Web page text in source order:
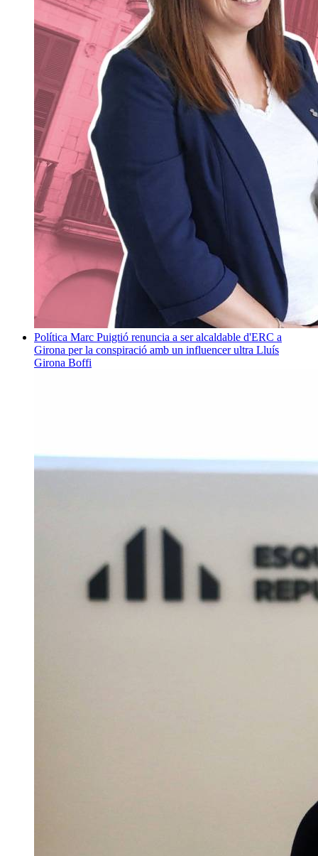
Política Marc Puigtió renuncia a ser alcaldable d'ERC a
Girona per la conspiració amb un influencer ultra Lluís
Girona Boffi